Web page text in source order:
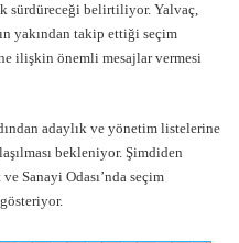
sürdüreceği belirtiliyor. Yalvaç,
yakından takip ettiği seçim
ilişkin önemli mesajlar vermesi
adaylık ve yönetim listelerine
bekleniyor. Şimdiden
Sanayi Odası’nda seçim